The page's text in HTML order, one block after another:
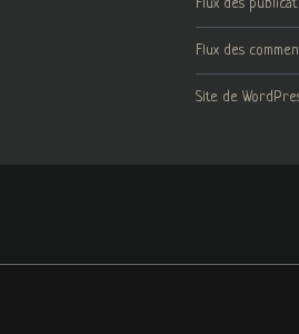
Flux des
Flux des
Site de